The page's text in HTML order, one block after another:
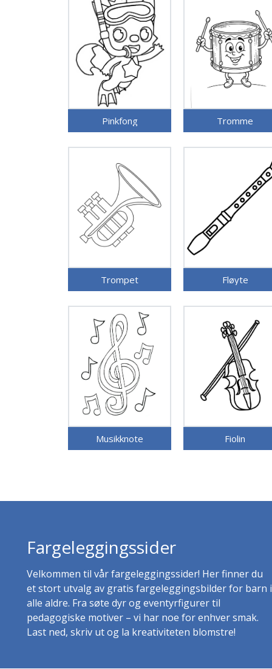
Pinkfong Tromme
Trompet Fløyte
Musikknote Fiolin
Fargeleggingssider
Velkommen til vår fargeleggingssider! Her finner du
et stort utvalg av gratis fargeleggingsbilder for barn i
alle aldre. Fra søte dyr og eventyrfigurer til
pedagogiske motiver – vi har noe for enhver smak.
Last ned, skriv ut og la kreativiteten blomstre!